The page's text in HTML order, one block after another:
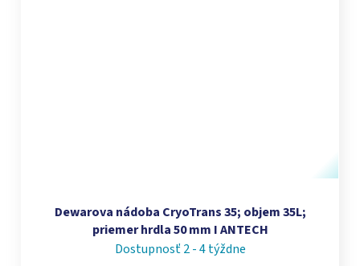
Dewarova nádoba CryoTrans 35; objem 35L;
priemer hrdla 50 mm I ANTECH
Dostupnosť 2 - 4 týždne